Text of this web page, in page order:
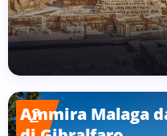
2
Ammira Malaga